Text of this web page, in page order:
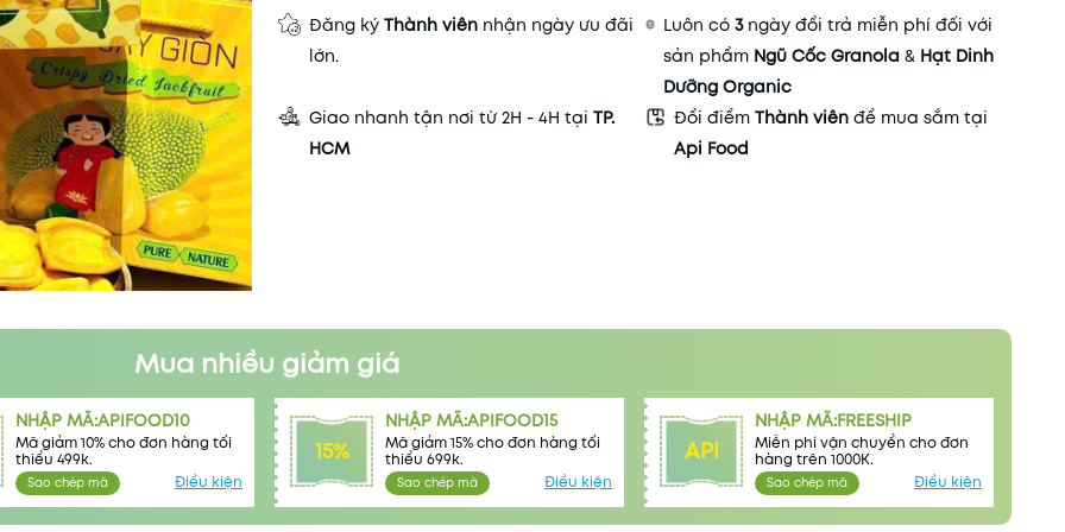
Đăng ký Thành viênnhận ngày ưu đãi
lớn.
Luôn có3 ngày đổi trả miễn phí đối với
sản phẩm Ngũ Cốc Granola & Hạt Dinh
Dưỡng Organic
Giao nhanh tận nơi từ 2H - 4H tạiTP.
HCM
Đổi điểm Thành viên để mua sắm tại
Api Food
Mua nhiều giảm giá
NHẬP MÃ:APIFOOD10
Mã giảm 10% cho đơn hàng tối
thiểu 499k.
Sao chép mã Điều kiện
15%
NHẬP MÃ:APIFOOD15
Mã giảm 15% cho đơn hàng tối
thiểu 699k.
Sao chép mã Điều kiện
API
NHẬP MÃ:FREESHIP
Miễn phí vận chuyển cho đơn
hàng trên 1000K.
Sao chép mã Điều kiện